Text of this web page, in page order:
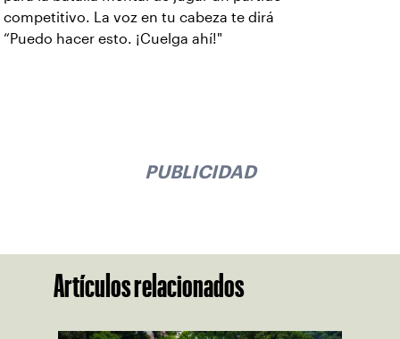
competitivo. La voz en tu cabeza te dirá
“Puedo hacer esto. ¡Cuelga ahí!"
PUBLICIDAD
Artículos relacionados